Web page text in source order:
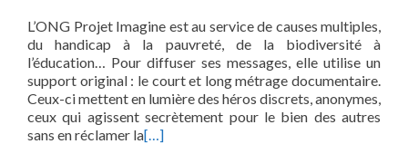
L’ONG Projet Imagine est au service de causes multiples,
du handicap à la pauvreté, de la biodiversité à
l’éducation… Pour diffuser ses messages, elle utilise un
support original : le court et long métrage documentaire.
Ceux-ci mettent en lumière des héros discrets, anonymes,
ceux qui agissent secrètement pour le bien des autres
sans en réclamer la[…]